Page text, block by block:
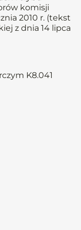
komisji
2010 r. (tekst
z dnia 14 lipca
K8.041